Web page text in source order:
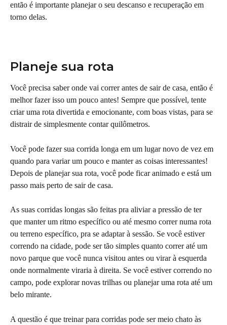
então é importante planejar o seu descanso e recuperação em
torno delas.
Planeje sua rota
Você precisa saber onde vai correr antes de sair de casa, então é
melhor fazer isso um pouco antes! Sempre que possível, tente
criar uma rota divertida e emocionante, com boas vistas, para se
distrair de simplesmente contar quilômetros.
Você pode fazer sua corrida longa em um lugar novo de vez em
quando para variar um pouco e manter as coisas interessantes!
Depois de planejar sua rota, você pode ficar animado e está um
passo mais perto de sair de casa.
As suas corridas longas são feitas pra aliviar a pressão de ter
que manter um ritmo específico ou até mesmo correr numa rota
ou terreno específico, pra se adaptar à sessão. Se você estiver
correndo na cidade, pode ser tão simples quanto correr até um
novo parque que você nunca visitou antes ou virar à esquerda
onde normalmente viraria à direita. Se você estiver correndo no
campo, pode explorar novas trilhas ou planejar uma rota até um
belo mirante.
A questão é que treinar para corridas pode ser meio chato às